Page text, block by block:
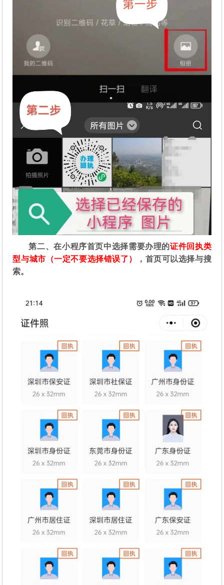
第二、在小程序首页中选择需要办理的证件回执类
型与城市（一定不要选择错误了）
，首页可以选择与搜
索。